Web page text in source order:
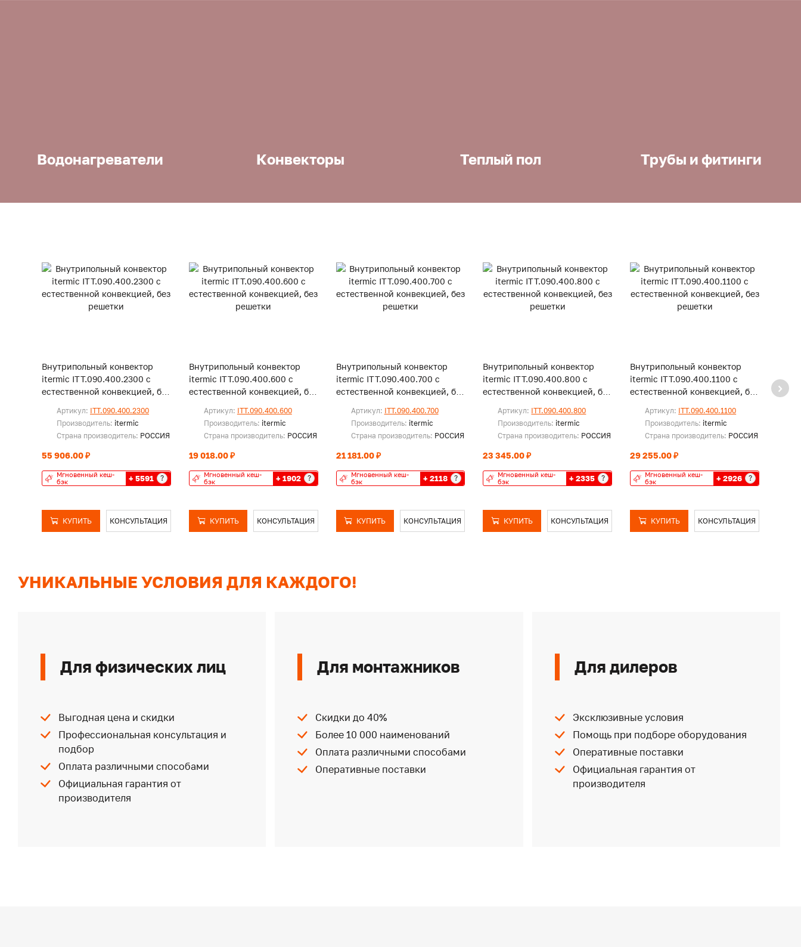
Водонагреватели Конвекторы Теплый пол Трубы и фитинги
Внутрипольный конвектор
itermic ITT.090.400.2300 с
естественной конвекцией, без
Артикул: ITT.090.400.2300
Производитель: itermic
Страна производитель: РОССИЯ
55 906.00 ₽
Мгновенный кеш-
бэк
+ 5591 ?
КУПИТЬ КОНСУЛЬТАЦИЯ
Внутрипольный конвектор
itermic ITT.090.400.600 с
естественной конвекцией, без
Артикул: ITT.090.400.600
Производитель: itermic
Страна производитель: РОССИЯ
19 018.00 ₽
Мгновенный кеш-
бэк
+ 1902 ?
КУПИТЬ КОНСУЛЬТАЦИЯ
Внутрипольный конвектор
itermic ITT.090.400.700 с
естественной конвекцией, без
Артикул: ITT.090.400.700
Производитель: itermic
Страна производитель: РОССИЯ
21 181.00 ₽
Мгновенный кеш-
бэк
+ 2118 ?
КУПИТЬ КОНСУЛЬТАЦИЯ
Внутрипольный конвектор
itermic ITT.090.400.800 с
естественной конвекцией, без
Артикул: ITT.090.400.800
Производитель: itermic
Страна производитель: РОССИЯ
23 345.00 ₽
Мгновенный кеш-
бэк
+ 2335 ?
КУПИТЬ КОНСУЛЬТАЦИЯ
Внутрипольный конвектор
itermic ITT.090.400.1100 с
естественной конвекцией, без
Артикул: ITT.090.400.1100
Производитель: itermic
Страна производитель: РОССИЯ
29 255.00 ₽
Мгновенный кеш-
бэк
+ 2926 ?
КУПИТЬ КОНСУЛЬТАЦИЯ
УНИКАЛЬНЫЕ УСЛОВИЯ ДЛЯ КАЖДОГО!
Для физических лиц
Выгодная цена и скидки
Профессиональная консультация и
подбор
Оплата различными способами
Официальная гарантия от
производителя
Для монтажников
Скидки до 40%
Более 10 000 наименований
Оплата различными способами
Оперативные поставки
Для дилеров
Эксклюзивные условия
Помощь при подборе оборудования
Оперативные поставки
Официальная гарантия от
производителя